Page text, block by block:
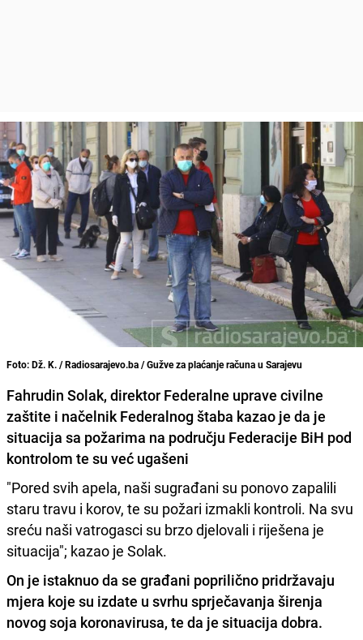
Foto: Dž. K. / Radiosarajevo.ba / Gužve za plaćanje računa u Sarajevu
Fahrudin Solak, direktor Federalne uprave civilne
zaštite i načelnik Federalnog štaba kazao je da je
situacija sa požarima na području Federacije BiH pod
kontrolom te su već ugašeni
"Pored svih apela, naši sugrađani su ponovo zapalili
staru travu i korov, te su požari izmakli kontroli. Na svu
sreću naši vatrogasci su brzo djelovali i riješena je
situacija"; kazao je Solak.
On je istaknuo da se građani poprilično pridržavaju
mjera koje su izdate u svrhu sprječavanja širenja
novog soja koronavirusa, te da je situacija dobra.